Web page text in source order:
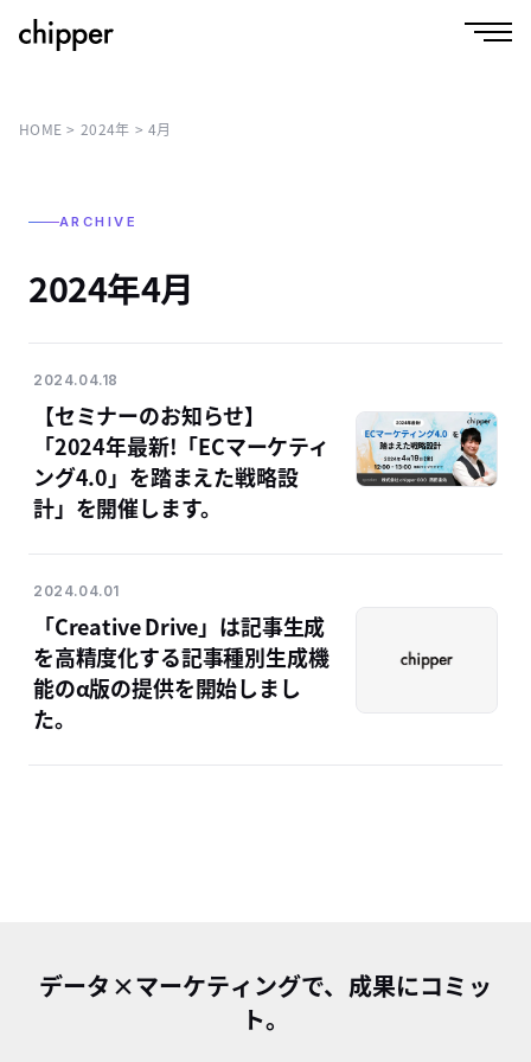
HOME 2024年 4月
ARCHIVE
2024年4月
2024.04.18
【セミナーのお知らせ】
「2024年最新!「ECマーケティ
ング4.0」を踏まえた戦略設
計」を開催します。
2024.04.01
「Creative Drive」は記事生成
を高精度化する記事種別生成機
能のα版の提供を開始しまし
た。
データ×マーケティングで、成果にコミッ
ト。